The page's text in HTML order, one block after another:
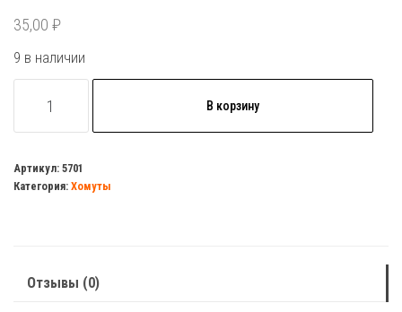
35,00 ₽
9 в наличии
товара
силовой
40-
В корзину
Артикул: 5701
Категория: Хомуты
Отзывы (0)